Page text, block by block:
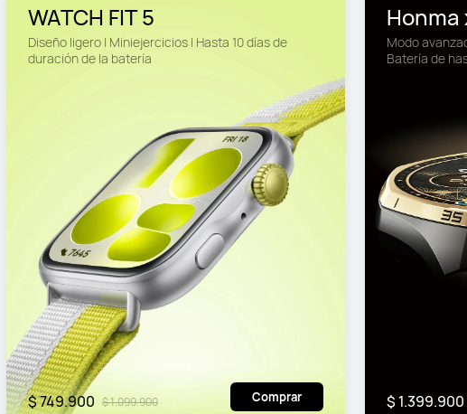
WATCH FIT 5
Diseño ligero | Miniejercicios | Hasta 10 días de
duración de la batería
$ 749.900 $ 1.099.900 Comprar
Honma
Modo
Batería de
$ 1.399.900